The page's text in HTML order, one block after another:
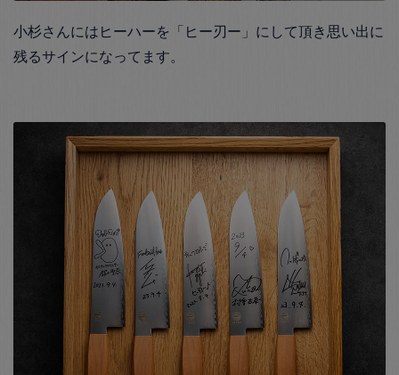
小杉さんにはヒーハーを「ヒー刃ー」にして頂き思い出に
残るサインになってます。